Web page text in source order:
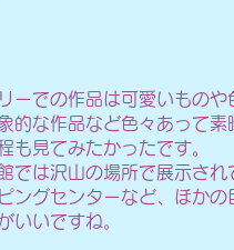
ーでの作品は可愛いもの
的な作品など色々あって素
も見てみたかったです。
では沢山の場所で展示され
ングセンターなど、ほか
いいですね。